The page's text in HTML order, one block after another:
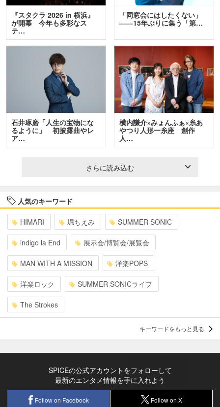
『スタクラ 2026 in 横浜』
が開幕 今年も多彩なス
テ…
「同窓会にはしたくない」
――15年ぶりに集う「第…
石井琢磨「人生の宝物にな
るように」 初披露曲やレ
ア…
横内謙介×みょんふぁ×糸あ
やつり人形一糸座 創作
人…
さらに読み込む
人気のキーワード
HIMARI 堀ちえみ SUMMER SONIC
indigo la End 展示会/博覧会/展覧会
MAN WITH A MISSION 洋楽POPS
洋楽ロック SUMMER SONICライブ
The Strokes
キーワードをもっと見る
SPICEの公式アカウントをフォローして
最新のエンタメ情報を手に入れよう
Follow on Facebook Follow on X